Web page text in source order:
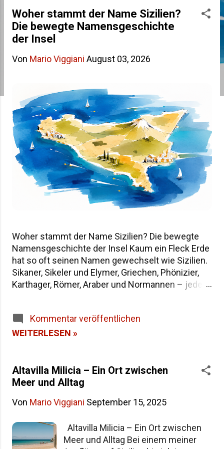
Woher stammt der Name Sizilien?
Die bewegte Namensgeschichte
der Insel
Von Mario Viggiani August 03, 2026
Woher stammt der Name Sizilien? Die bewegte
Namensgeschichte der Insel Kaum ein Fleck Erde
hat so oft seinen Namen gewechselt wie Sizilien.
Sikaner, Sikeler und Elymer, Griechen, Phönizier,
Karthager, Römer, Araber und Normannen – jede
fragst, warum die Insel heute "Sicilia" heißt und
wie sie in der Antike genannt wurde, findest du
heutigen Namen. Woher stammt der Name
Sizilien Inhaltsverzeichnis Die Herkunft des
die drei Kaps Sicania – der Name nach den
Weitere antike Namen und Legenden Alle Namen
Siziliens im Überblick Häufige Fragen zur
Kommentar veröffentlichen
WEITERLESEN »
Altavilla Milicia – Ein Ort zwischen
Meer und Alltag
Von Mario Viggiani September 15, 2025
Altavilla Milicia – Ein Ort zwischen
Meer und Alltag Bei einem meiner